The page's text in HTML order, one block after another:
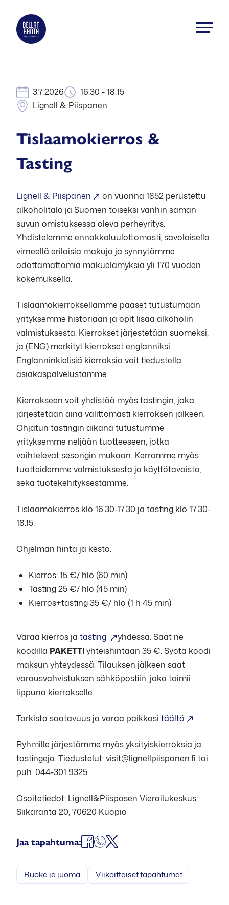
Siirry
suoraan
sisältöön
Bellanranta
Kallaveden
rannalla
3.7.2026
16:30 - 18:15
Lignell & Piispanen
Tislaamokierros &
Tasting
Lignell & Piispanen
on vuonna 1852 perustettu
alkoholitalo ja Suomen toiseksi vanhin saman
suvun omistuksessa oleva perheyritys.
Yhdistelemme ennakkoluulottomasti, savolaisella
virneellä erilaisia makuja ja synnytämme
odottamattomia makuelämyksiä yli 170 vuoden
kokemuksella.
Tislaamokierroksellamme pääset tutustumaan
yrityksemme historiaan ja opit lisää alkoholin
valmistuksesta. Kierrokset järjestetään suomeksi,
ja (ENG) merkityt kierrokset englanniksi.
Englanninkielisiä kierroksia voit tiedustella
asiakaspalvelustamme.
Kierrokseen voit yhdistää myös tastingin, joka
järjestetään aina välittömästi kierroksen jälkeen.
Ohjatun tastingin aikana tutustumme
yrityksemme neljään tuotteeseen, jotka
vaihtelevat sesongin mukaan. Kerromme myös
tuotteidemme valmistuksesta ja käyttötavoista,
sekä tuotekehityksestämme.
Tislaamokierros klo 16.30-17.30 ja tasting klo 17.30-
18.15.
Ohjelman hinta ja kesto:
Kierros: 15 €/ hlö (60 min)
Tasting 25 €/ hlö (45 min)
Kierros+tasting 35 €/ hlö (1 h 45 min)
Varaa kierros ja tasting
yhdessä. Saat ne
koodilla PAKETTIyhteishintaan 35 €. Syötä koodi
maksun yhteydessä. Tilauksen jälkeen saat
varausvahvistuksen sähköpostiin, joka toimii
lippuna kierrokselle.
Tarkista saatavuus ja varaa paikkasi täältä
Ryhmille järjestämme myös yksityiskierroksia ja
tastingeja. Tiedustelut: visit@lignellpiispanen.fi tai
puh. 044-301 9325
Osoitetiedot: Lignell&Piispasen Vierailukeskus,
Siikaranta 20, 70620 Kuopio
Jaa tapahtuma: JaaJaaJaa
Ruoka ja juoma Viikoittaiset tapahtumat